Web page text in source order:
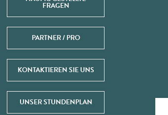
FRAGEN
PARTNER / PRO
KONTAKTIEREN SIE UNS
UNSER STUNDENPLAN